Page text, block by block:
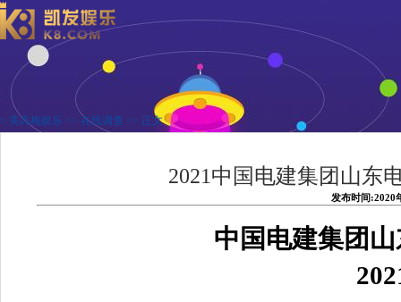
> 美高梅娱乐 >> 在线调查 >> 正文
2021中国电建集团山东
发布时间:2020
中国电建集团
202